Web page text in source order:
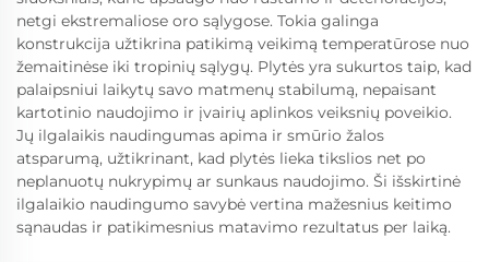
netgi ekstremaliose oro sąlygose. Tokia galinga
konstrukcija užtikrina patikimą veikimą temperatūrose nuo
žemaitinėse iki tropinių sąlygų. Plytės yra sukurtos taip, kad
palaipsniui laikytų savo matmenų stabilumą, nepaisant
kartotinio naudojimo ir įvairių aplinkos veiksnių poveikio.
Jų ilgalaikis naudingumas apima ir smūrio žalos
atsparumą, užtikrinant, kad plytės lieka tikslios net po
neplanuotų nukrypimų ar sunkaus naudojimo. Ši išskirtinė
ilgalaikio naudingumo savybė vertina mažesnius keitimo
sąnaudas ir patikimesnius matavimo rezultatus per laiką.